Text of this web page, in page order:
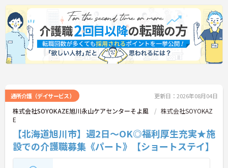
通所介護（デイサービス） 更新日：2026年08月04日
株式会社SOYOKAZE旭川永山ケアセンターそよ風
株式会社SOYOKAZ
E
【北海道旭川市】週2日～OK◎福利厚生充実★施
設での介護職募集《パート》【ショートステイ】